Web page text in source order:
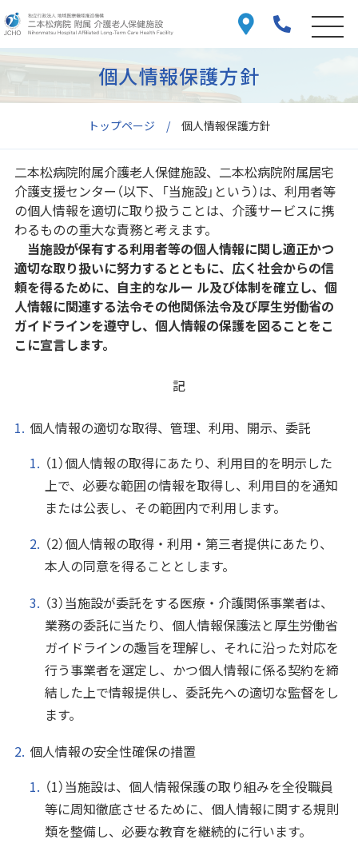
トップページ 個人情報保護方針
個人情報保護方針
二本松病院附属介護老人保健施設、二本松病院附属居宅
介護支援センター（以下、「当施設」という）は、利用者等
の個人情報を適切に取り扱うことは、介護サービスに携
わるものの重大な責務と考えます。
当施設が保有する利用者等の個人情報に関し適正かつ
適切な取り扱いに努力するとともに、広く社会からの信
頼を得るために、自主的なルー ル及び体制を確立し、個
人情報に関連する法令その他関係法令及び厚生労働省の
ガイドラインを遵守し、個人情報の保護を図ることをこ
こに宣言します。
記
個人情報の適切な取得、管理、利用、開示、委託
（1）個人情報の取得にあたり、利用目的を明示した
上で、必要な範囲の情報を取得し、利用目的を通知
または公表し、その範囲内で利用します。
（2）個人情報の取得・利用・第三者提供にあたり、
本人の同意を得ることとします。
（3）当施設が委託をする医療・介護関係事業者は、
業務の委託に当たり、個人情報保護法と厚生労働省
ガイドラインの趣旨を理解し、それに沿った対応を
行う事業者を選定し、かつ個人情報に係る契約を締
結した上で情報提供し、委託先への適切な監督をし
ます。
個人情報の安全性確保の措置
（1）当施設は、個人情報保護の取り組みを全役職員
等に周知徹底させるために、個人情報に関する規則
類を整備し、必要な教育を継続的に行います。